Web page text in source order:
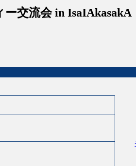
ー交流会 in IsaIAkasakA